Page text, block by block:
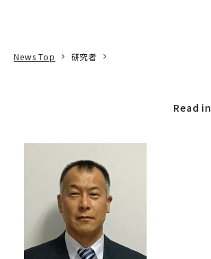
News Top 研究者
Read in